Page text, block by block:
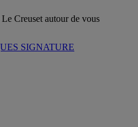
Creuset autour de vous
SIGNATURE